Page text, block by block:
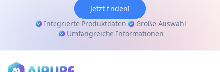
Jetzt finden!
Integrierte Produktdaten
Große Auswahl
Umfangreiche Informationen